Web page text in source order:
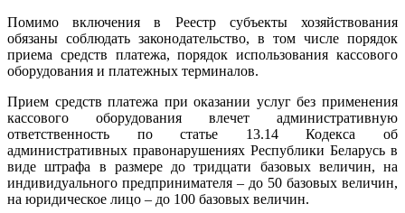
Помимо включения в Реестр субъекты хозяйствования
обязаны соблюдать законодательство, в том числе порядок
приема средств платежа, порядок использования кассового
оборудования и платежных терминалов.
Прием средств платежа при оказании услуг без применения
кассового оборудования влечет административную
ответственность по статье 13.14 Кодекса об
административных правонарушениях Республики Беларусь в
виде штрафа в размере до тридцати базовых величин, на
индивидуального предпринимателя – до 50 базовых величин,
на юридическое лицо – до 100 базовых величин.